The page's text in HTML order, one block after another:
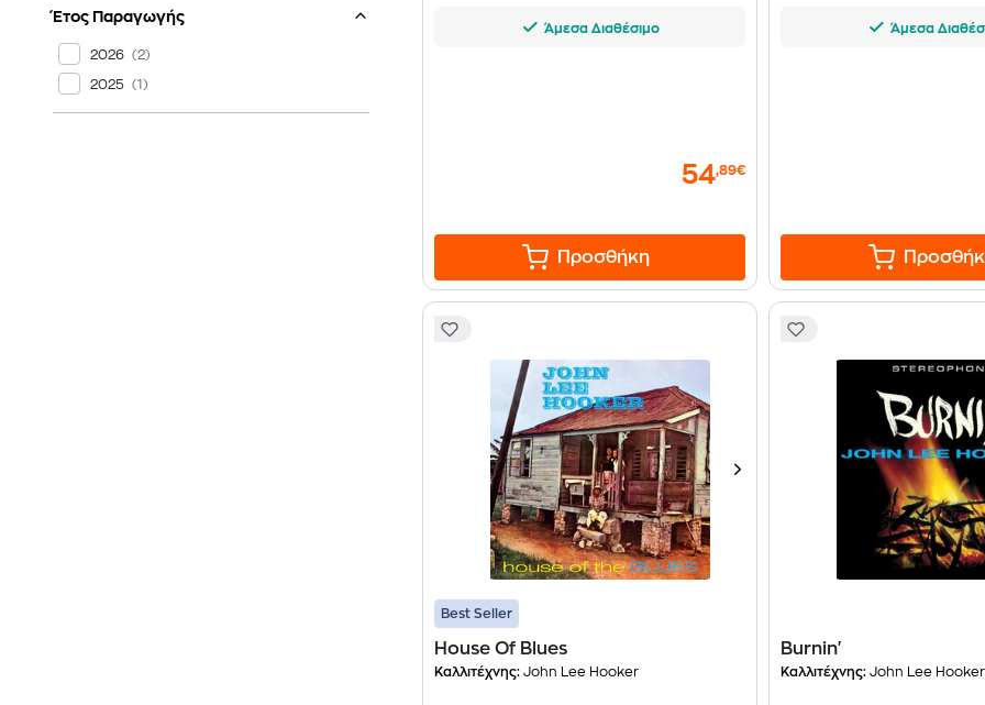
Έτος Παραγωγής
2026
2025
Άμεσα Διαθέσιμο
54,89€
Προσθήκη
Άμεσα
Best Seller
House Of Blues
Καλλιτέχνης: John Lee Hooker
Burnin'
Καλλιτέχνης: John Lee Hooker